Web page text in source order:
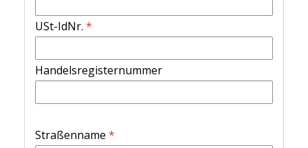
USt-IdNr. *
Handelsregisternummer
Straßenname *